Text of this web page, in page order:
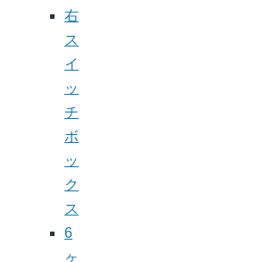
右
ス
イ
ッ
チ
ボ
ッ
ク
ス
6
ヶ